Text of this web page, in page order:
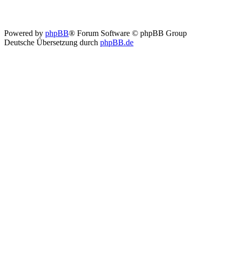
Powered by phpBB® Forum Software © phpBB Group
Deutsche Übersetzung durch phpBB.de